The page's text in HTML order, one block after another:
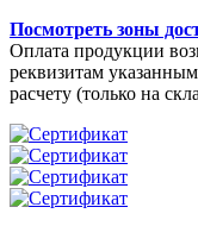
Посмотреть зоны
Оплата продукции
реквизитам
расчету (только на